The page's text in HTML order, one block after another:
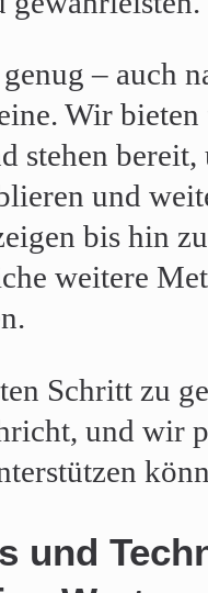
– auch
Wir
stehen
und
bis hin
weitere
Schritt zu
und wir
und